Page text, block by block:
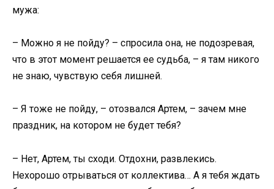
мужа:
– Можно я не пойду? – спросила она, не подозревая,
что в этот момент решается ее судьба, – я там никого
не знаю, чувствую себя лишней.
– Я тоже не пойду, – отозвался Артем, – зачем мне
праздник, на котором не будет тебя?
– Нет, Артем, ты сходи. Отдохни, развлекись.
Нехорошо отрываться от коллектива… А я тебя ждать